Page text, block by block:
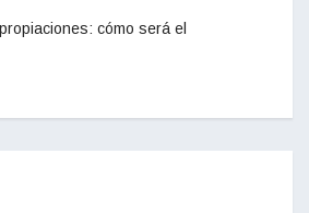
cómo será el